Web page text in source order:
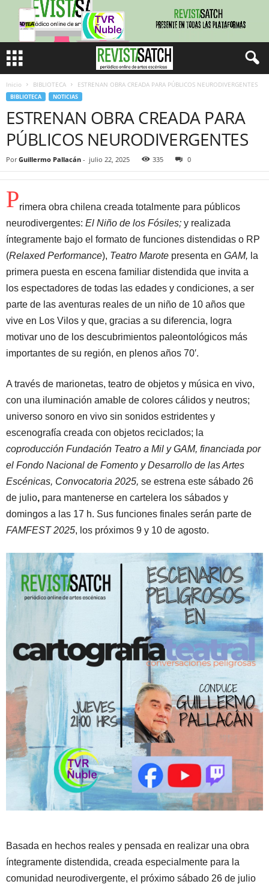
Inicio BIBLIOTECA ESTRENAN OBRA CREADA PARA PÚBLICOS NEURODIVERGENTES
BIBLIOTECA NOTICIAS
ESTRENAN OBRA CREADA PARA
PÚBLICOS NEURODIVERGENTES
Por Guillermo Pallacán - julio 22, 2025 335 0
Primera obra chilena creada totalmente para públicos
neurodivergentes: El Niño de los Fósiles; y realizada
íntegramente bajo el formato de funciones distendidas o RP
(Relaxed Performance), Teatro Marote presenta en GAM, la
primera puesta en escena familiar distendida que invita a
los espectadores de todas las edades y condiciones, a ser
parte de las aventuras reales de un niño de 10 años que
vive en Los Vilos y que, gracias a su diferencia, logra
motivar uno de los descubrimientos paleontológicos más
importantes de su región, en plenos años 70′.
A través de marionetas, teatro de objetos y música en vivo,
con una iluminación amable de colores cálidos y neutros;
universo sonoro en vivo sin sonidos estridentes y
escenografía creada con objetos reciclados; la
coproducción Fundación Teatro a Mil y GAM, financiada por
el Fondo Nacional de Fomento y Desarrollo de las Artes
Escénicas, Convocatoria 2025, se estrena este sábado 26
de julio, para mantenerse en cartelera los sábados y
domingos a las 17 h. Sus funciones finales serán parte de
FAMFEST 2025, los próximos 9 y 10 de agosto.
Basada en hechos reales y pensada en realizar una obra
íntegramente distendida, creada especialmente para la
comunidad neurodivergente, el próximo sábado 26 de julio